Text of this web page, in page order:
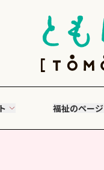
福祉のページ